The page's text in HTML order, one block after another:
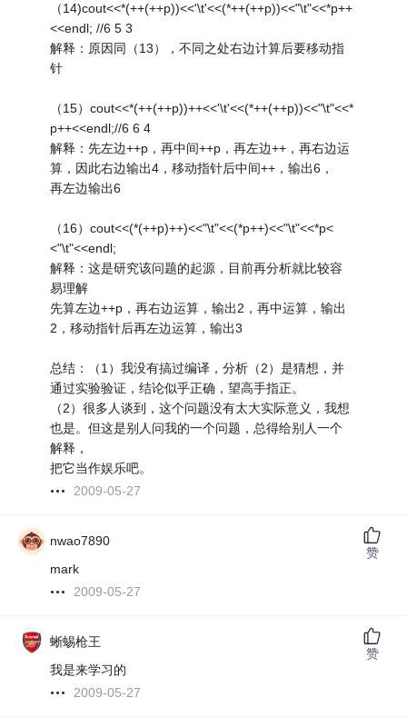
（14)cout<<*(++(++p))<<'\t'<<(*++(++p))<<"\t"<<*p++
<<endl; //6 5 3
解释：原因同（13），不同之处右边计算后要移动指
针
（15）cout<<*(++(++p))++<<'\t'<<(*++(++p))<<"\t"<<*
p++<<endl;//6 6 4
解释：先左边++p，再中间++p，再左边++，再右边运
算，因此右边输出4，移动指针后中间++，输出6，
再左边输出6
（16）cout<<(*(++p)++)<<"\t"<<(*p++)<<"\t"<<*p<
<"\t"<<endl;
解释：这是研究该问题的起源，目前再分析就比较容
易理解
先算左边++p，再右边运算，输出2，再中运算，输出
2，移动指针后再左边运算，输出3
总结：（1）我没有搞过编译，分析（2）是猜想，并
通过实验验证，结论似乎正确，望高手指正。
（2）很多人谈到，这个问题没有太大实际意义，我想
也是。但这是别人问我的一个问题，总得给别人一个
解释，
把它当作娱乐吧。
2009-05-27
nwao7890
mark
2009-05-27
赞
蜥蜴枪王
我是来学习的
2009-05-27
赞